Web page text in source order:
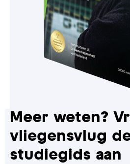
Meer weten?
vliegensvlug
studiegids aan